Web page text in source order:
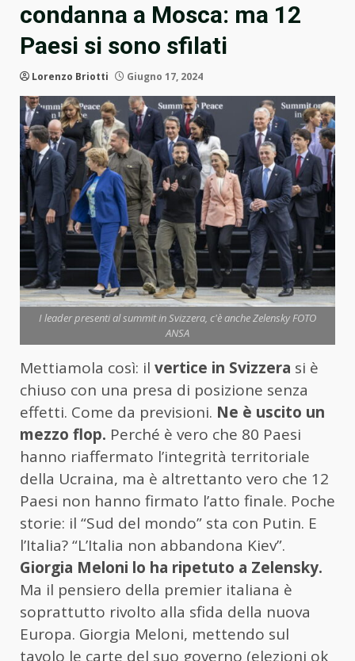
condanna a Mosca: ma 12
Paesi si sono sfilati
Lorenzo Briotti Giugno 17, 2024
I leader presenti al summit in Svizzera, c'è anche Zelensky FOTO
ANSA
Mettiamola così: il vertice in Svizzera si è
chiuso con una presa di posizione senza
effetti. Come da previsioni. Ne è uscito un
mezzo flop. Perché è vero che 80 Paesi
hanno riaffermato l’integrità territoriale
della Ucraina, ma è altrettanto vero che 12
Paesi non hanno firmato l’atto finale. Poche
storie: il “Sud del mondo” sta con Putin. E
l’Italia? “L’Italia non abbandona Kiev”.
Giorgia Meloni lo ha ripetuto a Zelensky.
Ma il pensiero della premier italiana è
soprattutto rivolto alla sfida della nuova
Europa. Giorgia Meloni, mettendo sul
tavolo le carte del suo governo (elezioni ok